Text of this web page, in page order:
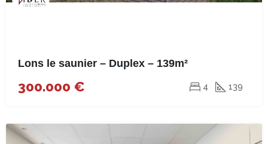
Lons le saunier – Duplex – 139m²
300.000 € 4 139